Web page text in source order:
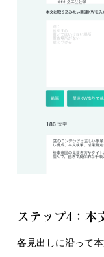
ステップ4：本
各見出しに沿って